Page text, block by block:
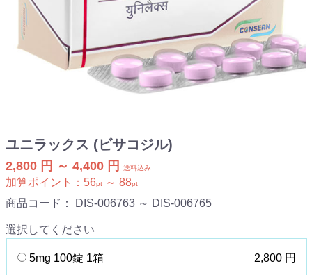
ユニラックス (ビサコジル)
2,800 円 ～ 4,400 円 送料込み
加算ポイント： 56pt ～ 88pt
商品コード： DIS-006763 ～ DIS-006765
選択してください
5mg 100錠 1箱 2,800 円